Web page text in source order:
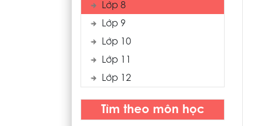
Lớp 8
Lớp 9
Lớp 10
Lớp 11
Lớp 12
Tìm theo môn học